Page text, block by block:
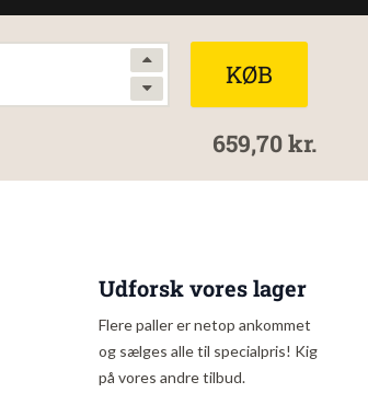
KØB
659,70 kr.
Udforsk vores lager
Flere paller er netop ankommet
og sælges alle til specialpris! Kig
på vores andre tilbud.